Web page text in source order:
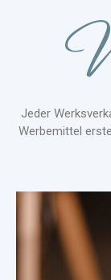
Jeder
Werbemittel